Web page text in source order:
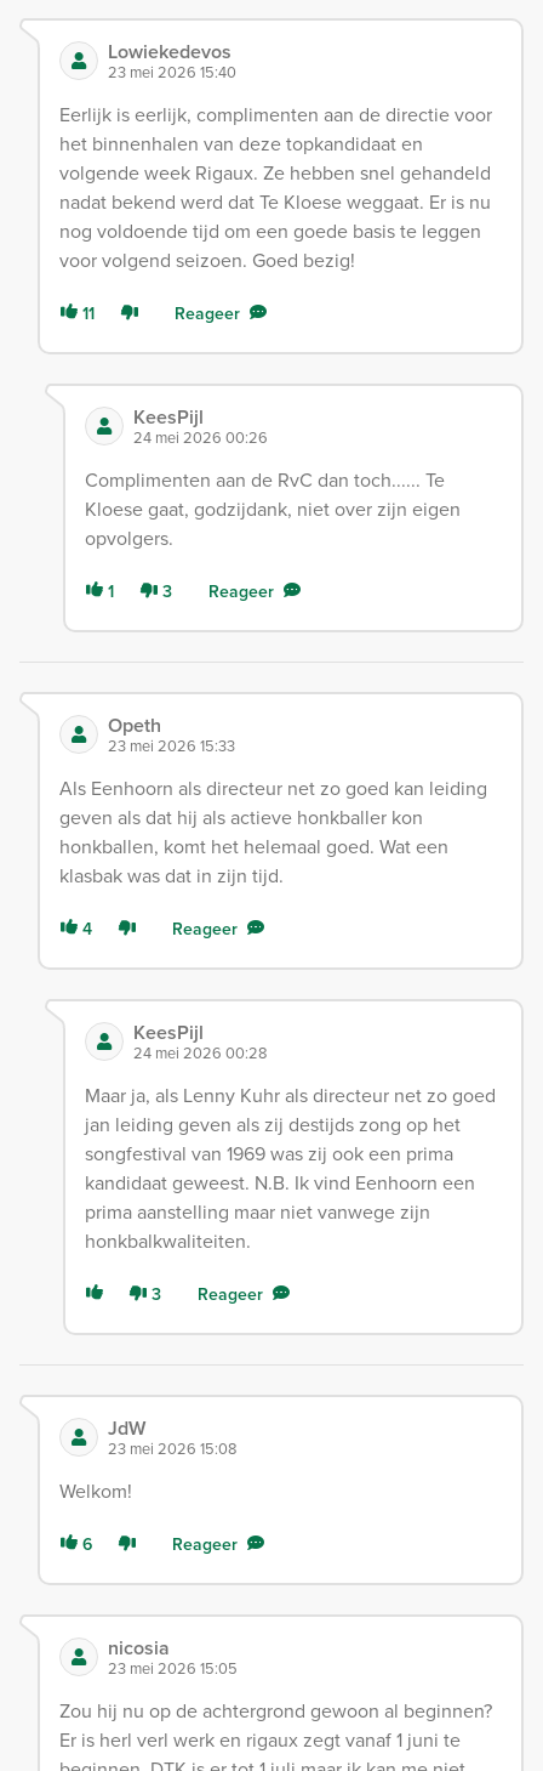
Lowiekedevos
23 mei 2026 15:40
Eerlijk is eerlijk, complimenten aan de directie voor
het binnenhalen van deze topkandidaat en
volgende week Rigaux. Ze hebben snel gehandeld
nadat bekend werd dat Te Kloese weggaat. Er is nu
nog voldoende tijd om een goede basis te leggen
voor volgend seizoen. Goed bezig!
11 Reageer
KeesPijl
24 mei 2026 00:26
Complimenten aan de RvC dan toch...... Te
Kloese gaat, godzijdank, niet over zijn eigen
opvolgers.
1 3 Reageer
Opeth
23 mei 2026 15:33
Als Eenhoorn als directeur net zo goed kan leiding
geven als dat hij als actieve honkballer kon
honkballen, komt het helemaal goed. Wat een
klasbak was dat in zijn tijd.
4 Reageer
KeesPijl
24 mei 2026 00:28
Maar ja, als Lenny Kuhr als directeur net zo goed
jan leiding geven als zij destijds zong op het
songfestival van 1969 was zij ook een prima
kandidaat geweest. N.B. Ik vind Eenhoorn een
prima aanstelling maar niet vanwege zijn
honkbalkwaliteiten.
3 Reageer
JdW
23 mei 2026 15:08
Welkom!
6 Reageer
nicosia
23 mei 2026 15:05
Zou hij nu op de achtergrond gewoon al beginnen?
Er is herl verl werk en rigaux zegt vanaf 1 juni te